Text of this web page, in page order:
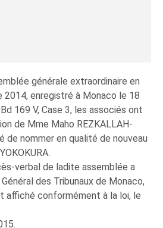
générale extraordinaire en
enregistré à Monaco le 18
169 V, Case 3, les associés ont
de Mme Maho REZKALLAH-
de nommer en qualité de nouveau
verbal de ladite assemblée a
des Tribunaux de Monaco,
affiché conformément à la loi, le